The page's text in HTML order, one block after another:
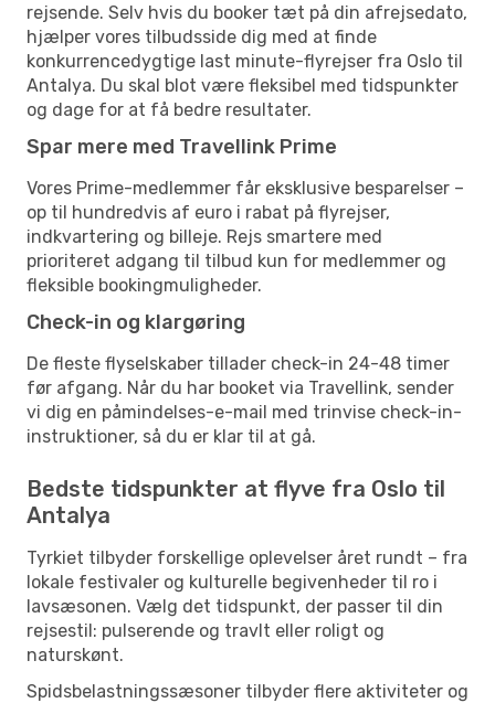
rejsende. Selv hvis du booker tæt på din afrejsedato,
hjælper vores tilbudsside dig med at finde
konkurrencedygtige last minute-flyrejser fra Oslo til
Antalya. Du skal blot være fleksibel med tidspunkter
og dage for at få bedre resultater.
Spar mere med Travellink Prime
Vores Prime-medlemmer får eksklusive besparelser –
op til hundredvis af euro i rabat på flyrejser,
indkvartering og billeje. Rejs smartere med
prioriteret adgang til tilbud kun for medlemmer og
fleksible bookingmuligheder.
Check-in og klargøring
De fleste flyselskaber tillader check-in 24-48 timer
før afgang. Når du har booket via Travellink, sender
vi dig en påmindelses-e-mail med trinvise check-in-
instruktioner, så du er klar til at gå.
Bedste tidspunkter at flyve fra Oslo til
Antalya
Tyrkiet tilbyder forskellige oplevelser året rundt – fra
lokale festivaler og kulturelle begivenheder til ro i
lavsæsonen. Vælg det tidspunkt, der passer til din
rejsestil: pulserende og travlt eller roligt og
naturskønt.
Spidsbelastningssæsoner tilbyder flere aktiviteter og